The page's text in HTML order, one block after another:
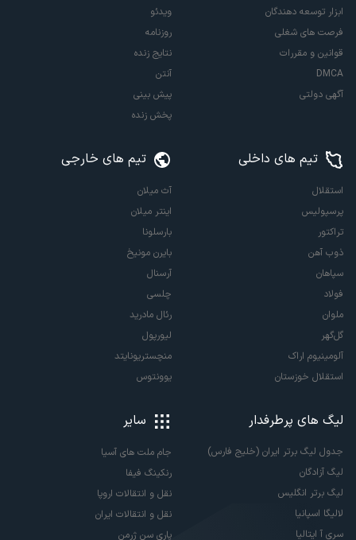
ابزار توسعه دهندگان
فرصت های شغلی
قوانین و مقررات
DMCA
آگهی دولتی
ویدئو
روزنامه
نتایج زنده
آنتن
پیش بینی
پخش زنده
تیم های داخلی
استقلال
پرسپولیس
تراکتور
ذوب آهن
سپاهان
فولاد
ملوان
گل‌گهر
آلومینیوم اراک
استقلال خوزستان
تیم های خارجی
آث میلان
اینتر میلان
بارسلونا
بایرن مونیخ
آرسنال
چلسی
رئال مادرید
لیورپول
منچستریونایتد
یوونتوس
لیگ های پرطرفدار
جدول لیگ برتر ایران (خلیج فارس)
لیگ آزادگان
لیگ برتر انگلیس
لالیگا اسپانیا
سری آ ایتالیا
سایر
جام ملت های آسیا
رنکینگ فیفا
نقل و انتقالات اروپا
نقل و انتقالات ایران
پاری سن ژرمن